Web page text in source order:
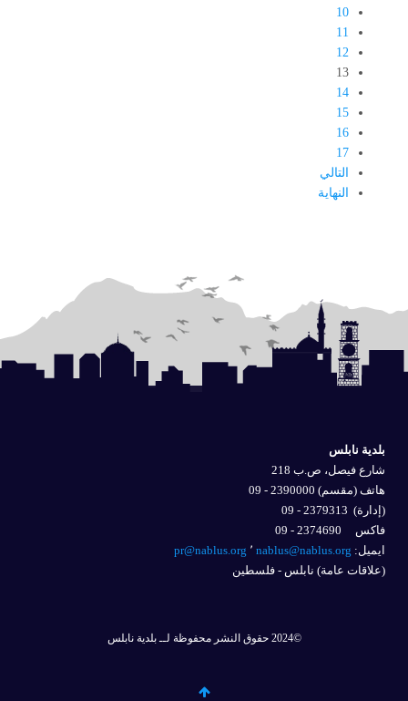
10
11
12
13
14
15
16
17
التالي
النهاية
بلدية نابلس
شارع فيصل، ص.ب 218
هاتف (مقسم) 2390000 - 09
(إدارة)
فاكس 2374690 - 09
ايميل: nablus@nablus.org
pr@nablus.org
(علاقات عامة) نابلس - فلسطين
©2024 حقوق النشر محفوظة لــ بلدية نابلس